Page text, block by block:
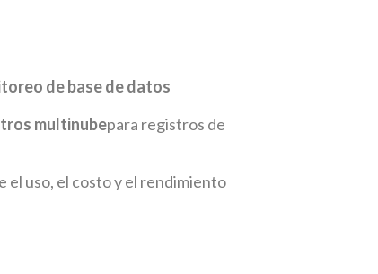
de base de datos
multinubepara registros de
uso, el costo y el rendimiento